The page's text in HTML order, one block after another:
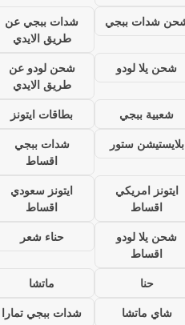
شدات ببجي
شدات ببجي عن
طريق الايدي
شحن يلا لودو
شحن لودو عن
طريق الايدي
شعبية ببجي
بطاقات ايتونز
بلايستيشن ستور
شدات ببجي
اقساط
ايتونز امريكي
اقساط
ايتونز سعودي
اقساط
شحن يلا لودو
اقساط
حناء شعر
حنا
ماتشا
شاي ماتشا
شدات ببجي تمارا